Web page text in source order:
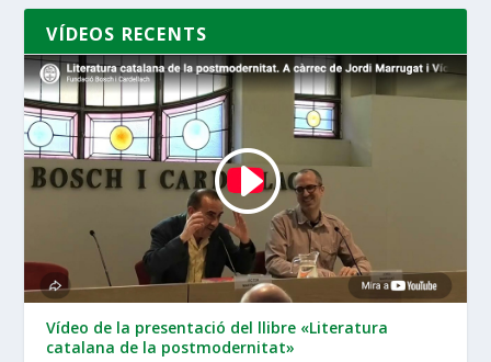
VÍDEOS RECENTS
Vídeo de la presentació del llibre «Literatura
catalana de la postmodernitat»